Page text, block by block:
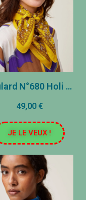
Foulard N°680 Holi amarillo
49,00 €
JE LE VEUX !